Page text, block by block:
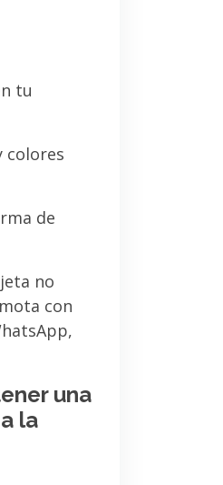
tu
colores
de
no
con
una
la